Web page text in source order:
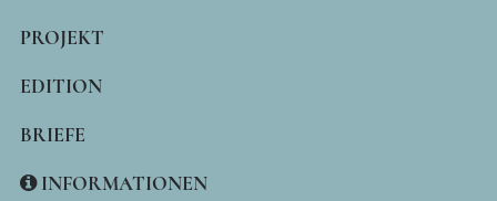
PROJEKT
EDITION
BRIEFE
INFORMATIONEN